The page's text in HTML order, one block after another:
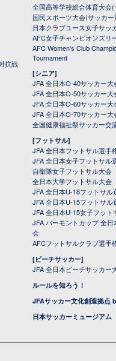
抗戦
全国高等学校総合体育大会
国民スポーツ大会(サッカー
日本クラブユース女子サッ
AFC女子チャンピオンズリ
AFC Women's Club
Tournament
[シニア]
JFA 全日本O-40サッカー大
JFA 全日本O-50サッカー大
JFA 全日本O-60サッカー大
JFA 全日本O-70サッカー大
全国健康福祉祭サッカー交
[フットサル]
JFA 全日本フットサル選手
JFA 全日本女子フットサル
自衛隊女子フットサル大会
全日本大学フットサル大会
JFA 全日本U-18フットサル
JFA 全日本U-15フットサル
JFA 全日本U-15女子フット
JFA バーモントカップ 全
会
AFCフットサルクラブ選手
[ビーチサッカー]
JFA 全日本ビーチサッカー
ルールを知ろう！
JFAサッカー文化創造拠点
日本サッカーミュージアム